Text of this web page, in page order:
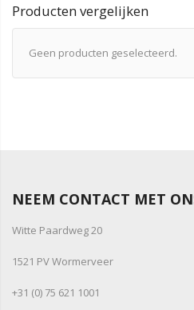
Producten vergelijken
Geen producten geselecteerd.
NEEM CONTACT MET
Witte Paardweg 20
1521 PV Wormerveer
+31 (0) 75 621 1001